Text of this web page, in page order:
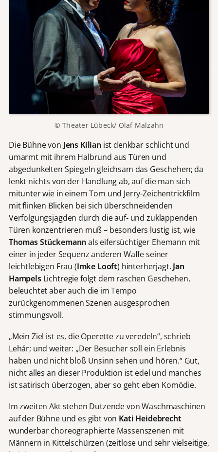
© Theater Lübeck/ Olaf Malzahn
Die Bühne von Jens Kilianist denkbar schlicht und
umarmt mit ihrem Halbrund aus Türen und
abgedunkelten Spiegeln gleichsam das Geschehen; da
lenkt nichts von der Handlung ab, auf die man sich
mitunter wie in einem Tom und Jerry-Zeichentrickfilm
mit flinken Blicken bei sich überschneidenden
Verfolgungsjagden durch die auf- und zuklappenden
Türen konzentrieren muß – besonders lustig ist, wie
Thomas Stückemannals eifersüchtiger Ehemann mit
einer in jeder Sequenz anderen Waffe seiner
leichtlebigen Frau (Imke Looft) hinterherjagt. Jan
HampelsLichtregie folgt dem raschen Geschehen,
beleuchtet aber auch die im Tempo
zurückgenommenen Szenen ausgesprochen
stimmungsvoll.
„Mein Ziel ist es, die Operette zu veredeln“, schrieb
Lehár; und weiter: „Der Besucher soll ein Erlebnis
haben und nicht bloß Unsinn sehen und hören.“ Gut,
nicht alles an dieser Produktion ist edel und manches
ist satirisch überzogen, aber so geht eben Komödie.
Im zweiten Akt stehen Dutzende von Waschmaschinen
auf der Bühne und es gibt von Kati Heidebrecht
wunderbar choreographierte Massenszenen mit
Männern in Kittelschürzen (zeitlose und sehr vielseitige,